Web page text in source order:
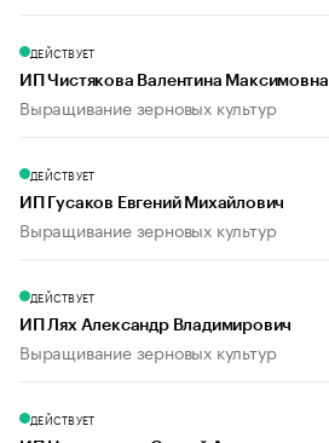
ДЕЙСТВУЕТ
ИП Чистякова Валентина Максимовна
Выращивание зерновых культур
ДЕЙСТВУЕТ
ИП Гусаков Евгений Михайлович
Выращивание зерновых культур
ДЕЙСТВУЕТ
ИП Лях Александр Владимирович
Выращивание зерновых культур
ДЕЙСТВУЕТ